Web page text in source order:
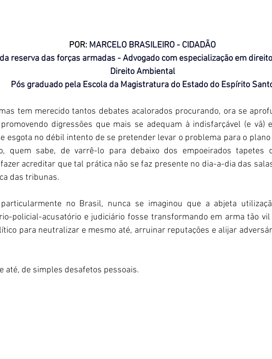
POR: MARCELO BRASILEIRO - CIDADÃO
reserva das forças armadas - Advogado com especialização em
Direito Ambiental
Pós graduado pela Escola da Magistratura do Estado do Espírito
tem merecido tantos debates acalorados procurando, ora se
digressões que mais se adequam à indisfarçável (e vã)
esgota no débil intento de se pretender levar o problema para o
quem sabe, de varrê-lo para debaixo dos empoeirados tapetes
acreditar que tal prática não se faz presente no dia-a-dia das
das tribunas.
no Brasil, nunca se imaginou que a abjeta
policial-acusatório e judiciário fosse transformando em arma tão
para neutralizar e mesmo até, arruinar reputações e alijar
até, de simples desafetos pessoais.